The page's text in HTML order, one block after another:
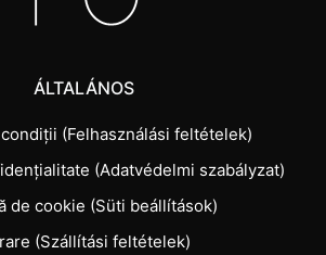
ÁLTALÁNOS
(Felhasználási feltételek)
(Adatvédelmi szabályzat)
de cookie (Süti beállítások)
(Szállítási feltételek)